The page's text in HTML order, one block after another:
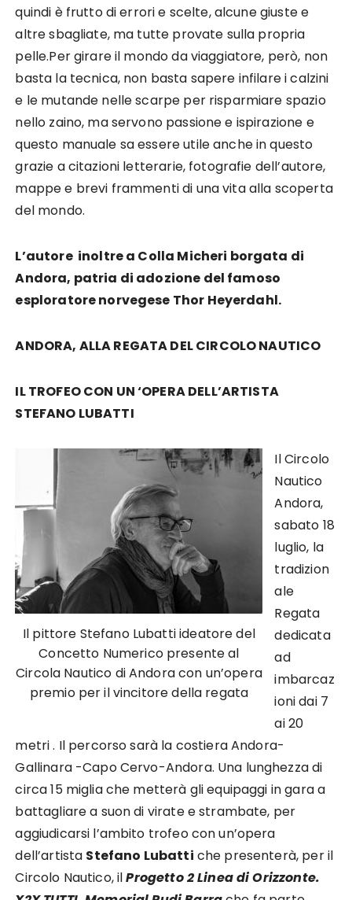
quindi è frutto di errori e scelte, alcune giuste e
altre sbagliate, ma tutte provate sulla propria
pelle.Per girare il mondo da viaggiatore, però, non
basta la tecnica, non basta sapere infilare i calzini
e le mutande nelle scarpe per risparmiare spazio
nello zaino, ma servono passione e ispirazione e
questo manuale sa essere utile anche in questo
grazie a citazioni letterarie, fotografie dell’autore,
mappe e brevi frammenti di una vita alla scoperta
del mondo.
L’autore inoltre a Colla Micheri borgata di
Andora, patria di adozione del famoso
esploratore norvegese Thor Heyerdahl.
ANDORA, ALLA REGATA DEL CIRCOLO NAUTICO
IL TROFEO CON UN ‘OPERA DELL’ARTISTA
STEFANO LUBATTI
Il pittore Stefano Lubatti ideatore del
Concetto Numerico presente al
Circola Nautico di Andora con un’opera
premio per il vincitore della regata
Il Circolo
Nautico
Andora,
sabato 18
luglio, la
tradizion
ale
Regata
dedicata
ad
imbarcaz
ioni dai 7
ai 20
metri . Il percorso sarà la costiera Andora-
Gallinara -Capo Cervo-Andora. Una lunghezza di
circa 15 miglia che metterà gli equipaggi in gara a
battagliare a suon di virate e strambate, per
aggiudicarsi l’ambito trofeo con un’opera
dell’artista Stefano Lubatti che presenterà, per il
Circolo Nautico, ilProgetto 2 Linea di Orizzonte.